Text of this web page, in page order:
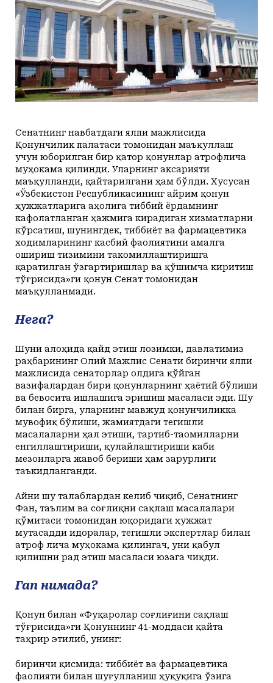
Маданият ва маърифат
КУТУБХОНА
Адабиёт
Илмий ишлар
Мақолалар
БОШҚАЛАР
Суратлар сўзлаганда...
Колумнистлар
Ўзбекистон журналистлари
Toshkent
Shahar
+25 c
Hozir
+25C
03:00
+24C
04:00
+24C
05:00
+23C
06:00
+23C
07:00
+24C
O'z Ўз
Кириш
Dushanba, 10 +25 +20
Seshanba, 11 +24 +20
Chorshanba, 12 +23 +20
Payshanba, 13 +24 +20
Juma, 14 +26 +20
Shanba, 15 +24 +20
Yakshanba, 16 +23 +20
Сенатнинг навбатдаги ялпи мажлисида
Қонунчилик палатаси томонидан маъқуллаш
учун юборилган бир қатор қонунлар атрофлича
муҳокама қилинди. Уларнинг аксарияти
маъқулланди, қайтарилгани ҳам бўлди. Хусусан
«Ўзбекистон Республикасининг айрим қонун
ҳужжатларига аҳолига тиббий ёрдамнинг
кафолатланган ҳажмига кирадиган хизматларни
кўрсатиш, шунингдек, тиббиёт ва фармацевтика
ходимларининг касбий фаолиятини амалга
ошириш тизимини такомиллаштиришга
қаратилган ўзгартиришлар ва қўшимча киритиш
тўғрисида»ги қонун Сенат томонидан
маъқулланмади.
Нега?
Шуни алоҳида қайд этиш лозимки, давлатимиз
раҳбарининг Олий Мажлис Сенати биринчи ялпи
мажлисида сенаторлар олдига қўйган
вазифалардан бири қонунларнинг ҳаётий бўлиши
ва бевосита ишлашига эришиш масаласи эди. Шу
билан бирга, уларнинг мавжуд қонунчиликка
мувофиқ бўлиши, жамиятдаги тегишли
масалаларни ҳал этиши, тартиб-таомилларни
енгиллаштириши, қулайлаштириши каби
мезонларга жавоб бериши ҳам зарурлиги
таъкидланганди.
Айни шу талаблардан келиб чиқиб, Сенатнинг
Фан, таълим ва соғлиқни сақлаш масалалари
қўмитаси томонидан юқоридаги ҳужжат
мутасадди идоралар, тегишли экспертлар билан
атроф лича муҳокама қилингач, уни қабул
қилишни рад этиш масаласи юзага чиқди.
Гап нимада?
Қонун билан «Фуқаролар соғлиғини сақлаш
тўғрисида»ги Қонуннинг 41-моддаси қайта
таҳрир этилиб, унинг:
биринчи қисмида: тиббиёт ва фармацевтика
фаолияти билан шуғулланиш ҳуқуқига ўзига